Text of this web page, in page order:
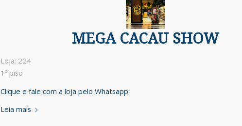
MEGA CACAU SHOW
Loja: 224
1º piso
Clique e fale com a loja pelo Whatsapp
Leia mais